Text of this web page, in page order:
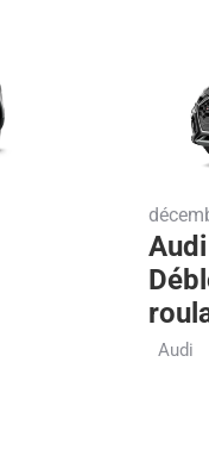
Audi